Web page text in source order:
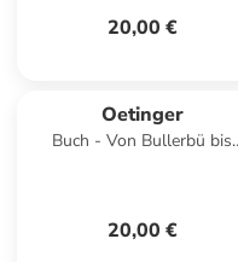
20,00 €
Oetinger
Buch - Von Bullerbü bis
20,00 €